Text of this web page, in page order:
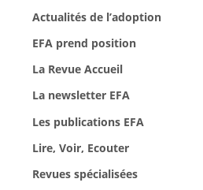
Actualités de l’adoption
EFA prend position
La Revue Accueil
La newsletter EFA
Les publications EFA
Lire, Voir, Ecouter
Revues spécialisées